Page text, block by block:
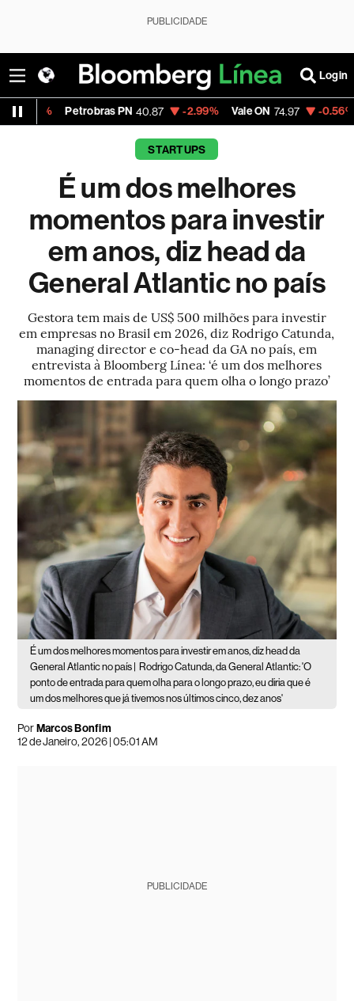
PUBLICIDADE
Login
PN 40.87 -2.99% Vale ON 74.97 -0.56% Itaú PN
STARTUPS
É um dos melhores
momentos para investir
em anos, diz head da
General Atlantic no país
Gestora tem mais de US$ 500 milhões para investir
em empresas no Brasil em 2026, diz Rodrigo Catunda,
managing director e co-head da GA no país, em
entrevista à Bloomberg Línea: ‘é um dos melhores
momentos de entrada para quem olha o longo prazo’
É um dos melhores momentos para investir em anos, diz head da
General Atlantic no país |
Rodrigo Catunda, da General Atlantic: 'O
ponto de entrada para quem olha para o longo prazo, eu diria que é
um dos melhores que já tivemos nos últimos cinco, dez anos'
PorMarcos Bonfim
12 de Janeiro, 2026 | 05:01 AM
PUBLICIDADE